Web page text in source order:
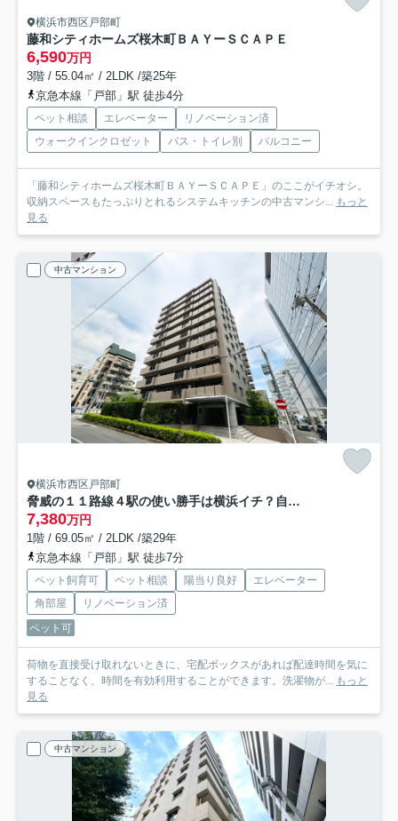
横浜市西区戸部町
藤和シティホームズ桜木町ＢＡＹーＳＣＡＰＥ
6,590万円
3階 / 55.04㎡ / 2LDK /築25年
京急本線「戸部」駅 徒歩4分
ペット相談 エレベーター
リノベーション済
ウォークインクロゼット
バス・トイレ別 バルコニー
「藤和シティホームズ桜木町ＢＡＹーＳＣＡＰＥ」のここがイチオシ。
収納スペースもたっぷりとれるシステムキッチンの中古マンシ... もっと
見る
中古マンション
横浜市西区戸部町
脅威の１１路線４駅の使い勝手は横浜イチ？自分専用の庭でなにしましょう？？収納豊富で生活のしやすさもOK！！室内はもちろんですが、実際に見て見て見て！な、『シャリエ横浜ベイグランデ』リノベーション
7,380万円
1階 / 69.05㎡ / 2LDK /築29年
京急本線「戸部」駅 徒歩7分
ペット飼育可 ペット相談 陽当り良好
エレベーター
角部屋
リノベーション済
ペット可
荷物を直接受け取れないときに、宅配ボックスがあれば配達時間を気に
することなく、時間を有効利用することができます。洗濯物が... もっと
見る
中古マンション